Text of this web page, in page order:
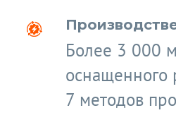
Более 3 000
оснащенного
7 методов